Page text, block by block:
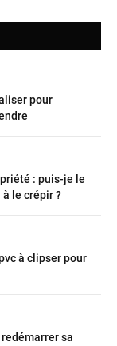
pour
: puis-je le
le crépir ?
à clipser pour
sa